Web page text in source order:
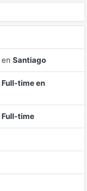
en Santiago
Full-time en
Full-time